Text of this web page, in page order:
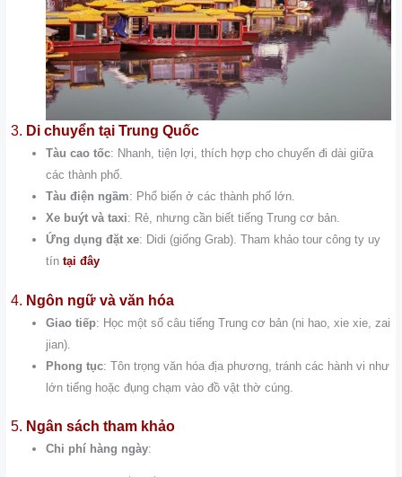
3. Di chuyển tại Trung Quốc
Tàu cao tốc: Nhanh, tiện lợi, thích hợp cho chuyến đi dài giữa
các thành phố.
Tàu điện ngầm: Phổ biến ở các thành phố lớn.
Xe buýt và taxi: Rẻ, nhưng cần biết tiếng Trung cơ bản.
Ứng dụng đặt xe: Didi (giống Grab). Tham khảo tour công ty uy
tín tại đây
4. Ngôn ngữ và văn hóa
Giao tiếp: Học một số câu tiếng Trung cơ bản (ni hao, xie xie, zai
jian).
Phong tục: Tôn trọng văn hóa địa phương, tránh các hành vi như
lớn tiếng hoặc đụng chạm vào đồ vật thờ cúng.
5. Ngân sách tham khảo
Chi phí hàng ngày: